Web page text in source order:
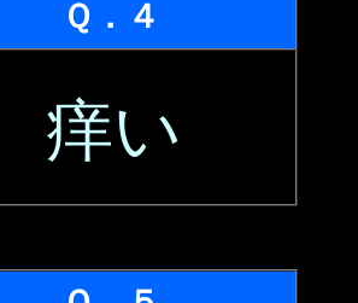
Ｑ．４
痒い